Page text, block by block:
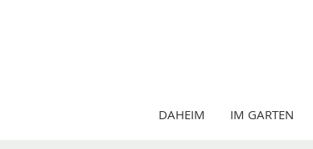
DAHEIM IM GARTEN